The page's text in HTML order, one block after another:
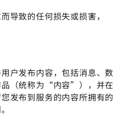
导致的任何损失或损害，
户发布内容，包括消息、数
品（统称为“内容”），并在
发布到服务的内容所拥有的